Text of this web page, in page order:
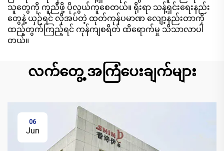
သူတွေကို ကူညီဖို့ ပိုလွယ်ကူစေတယ်။ ရိုးရာ သန့်ရှင်းရေးနည်း
တွေနဲ့ ယှဉ်ရင် လိုအပ်တဲ့ ထုတ်ကုန်ပမာဏ လျော့နည်းတာကို
ထည့်တွက်ကြည့်ရင် ကုန်ကျစရိတ် ထိရောက်မှု သိသာလာပါ
တယ်။
လက်တွေ့ အကြံပေးချက်များ
06
Jun